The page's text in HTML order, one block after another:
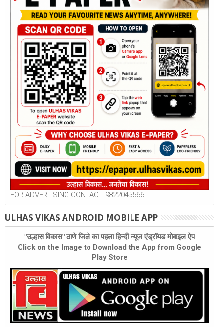
FOR ADVERTISING CONTACT 9822045566
ULHAS VIKAS ANDROID MOBILE APP
"उल्हास विकास" ठाणे जिले का पहला हिन्दी न्यूज एंड्रॉयड मोबाइल ऐप
Click on the Image to Download the App from Google
Play Store